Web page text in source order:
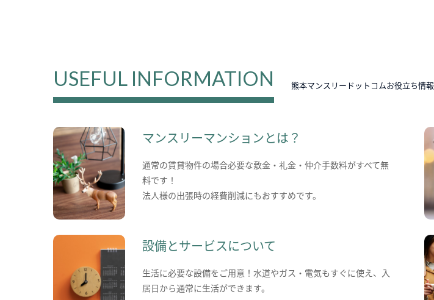
USEFUL INFORMATION 熊本マンスリードットコムお役立ち情報
マンスリーマンションとは？
通常の賃貸物件の場合必要な敷金・礼金・仲介手数料がすべて無
料です！
法人様の出張時の経費削減にもおすすめです。
設備とサービスについて
生活に必要な設備をご用意！水道やガス・電気もすぐに使え、入
居日から通常に生活ができます。